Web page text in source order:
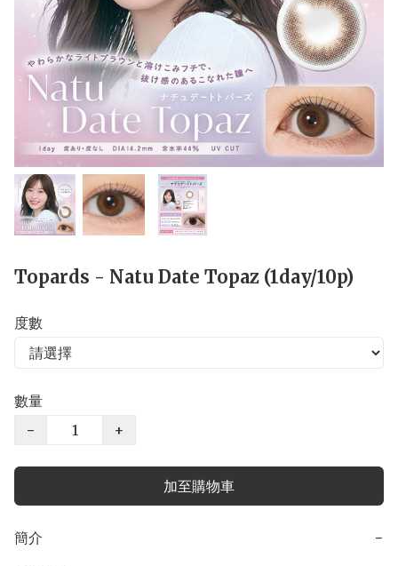
Topards - Natu Date Topaz (1day/10p)
度數
數量
−
+
加至購物車
簡介 −